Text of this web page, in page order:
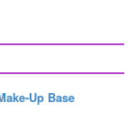
Up Base